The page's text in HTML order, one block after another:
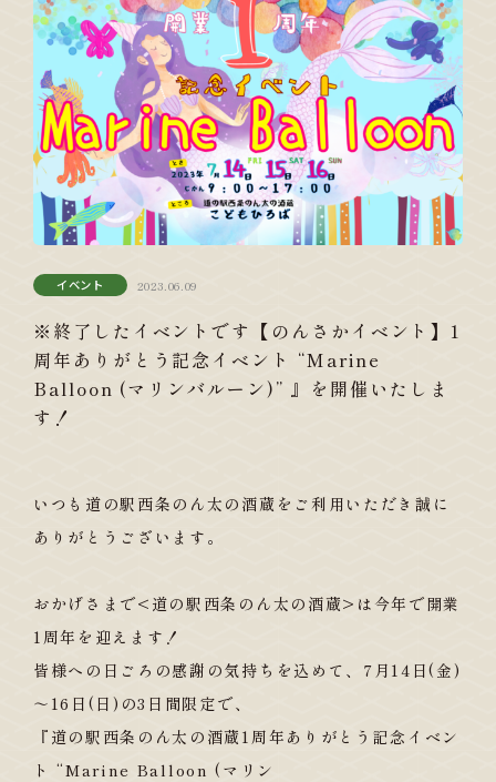
イベント 2023.06.09
※終了したイベントです【のんさかイベント】1
周年ありがとう記念イベント “Marine
Balloon (マリンバルーン)” 』を開催いたしま
す！
いつも道の駅西条のん太の酒蔵をご利用いただき誠に
ありがとうございます。
おかげさまで<道の駅西条のん太の酒蔵>は今年で開業
1周年を迎えます！
皆様への日ごろの感謝の気持ちを込めて、7月14日(金)
～16日(日)の3日間限定で、
『道の駅西条のん太の酒蔵1周年ありがとう記念イベン
ト “Marine Balloon (マリン